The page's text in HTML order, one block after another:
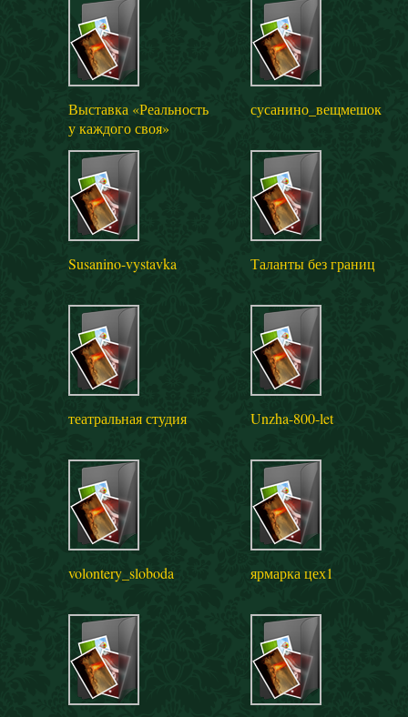
Выставка «Реальность
у каждого своя»
сусанино_вещмешок
Susanino-vystavka Таланты без границ
театральная студия Unzha-800-let
volontery_sloboda ярмарка цех1